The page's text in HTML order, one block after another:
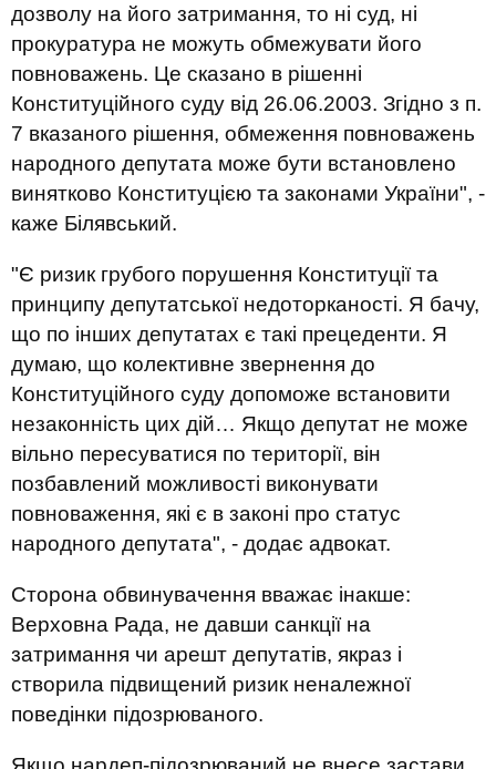
дозволу на його затримання, то ні суд, ні
прокуратура не можуть обмежувати його
повноважень. Це сказано в рішенні
Конституційного суду від 26.06.2003. Згідно з п.
7 вказаного рішення, обмеження повноважень
народного депутата може бути встановлено
винятково Конституцією та законами України", -
каже Білявський.
"Є ризик грубого порушення Конституції та
принципу депутатської недоторканості. Я бачу,
що по інших депутатах є такі прецеденти. Я
думаю, що колективне звернення до
Конституційного суду допоможе встановити
незаконність цих дій… Якщо депутат не може
вільно пересуватися по території, він
позбавлений можливості виконувати
повноваження, які є в законі про статус
народного депутата", - додає адвокат.
Сторона обвинувачення вважає інакше:
Верховна Рада, не давши санкції на
затримання чи арешт депутатів, якраз і
створила підвищений ризик неналежної
поведінки підозрюваного.